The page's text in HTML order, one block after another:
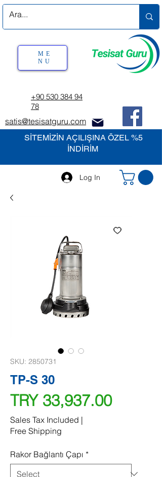
SİTEMİZİN AÇILIŞINA ÖZEL %5
İNDİRİM
+90 530 384 94
78
satis@tesisatguru.com
Log In
ME
NU
SKU: 2850731
TP-S 30
TRY 33,937.00Price
Sales Tax Included |
Free Shipping
Rakor Bağlantı Çapı *